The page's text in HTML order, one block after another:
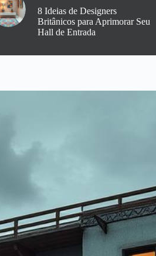
8 Ideias de Designers
Britânicos para Aprimorar Seu
Hall de Entrada